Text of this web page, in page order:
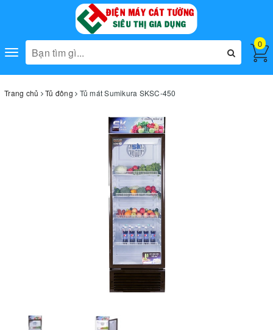
Toggle
navigation
0
Trang chủ Tủ đông Tủ mát Sumikura SKSC-450